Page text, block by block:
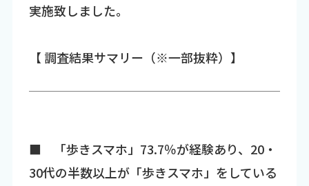
実施致しました。
【 調査結果サマリー（※一部抜粋）】
■ 「歩きスマホ」73.7％が経験あり、20・
30代の半数以上が「歩きスマホ」をしている